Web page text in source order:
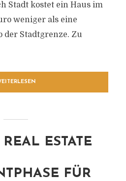
Stadt kostet ein Haus im
weniger als eine
Stadtgrenze. Zu
ESTATE
FÜR